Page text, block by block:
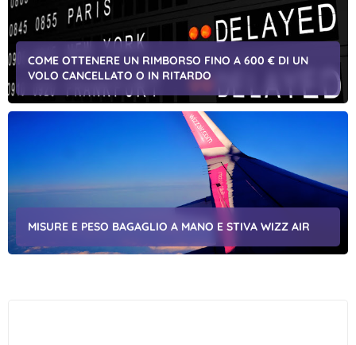
COME OTTENERE UN RIMBORSO FINO A 600 € DI UN
VOLO CANCELLATO O IN RITARDO
MISURE E PESO BAGAGLIO A MANO E STIVA WIZZ AIR